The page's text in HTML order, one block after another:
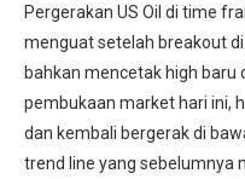
Pergerakan US Oil di time
menguat setelah breakout
bahkan mencetak high baru
pembukaan market hari ini,
dan kembali bergerak di
trend line yang sebelumnya